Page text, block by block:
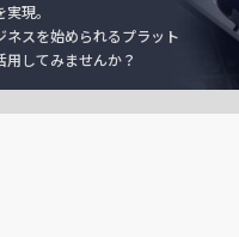
現。
ネスを始められるプラット
してみませんか？